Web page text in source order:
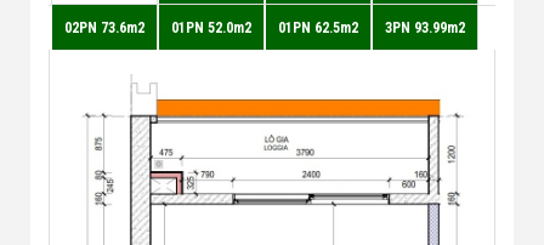
02PN 73.6m2 01PN 52.0m2 01PN 62.5m2 3PN 93.99m2